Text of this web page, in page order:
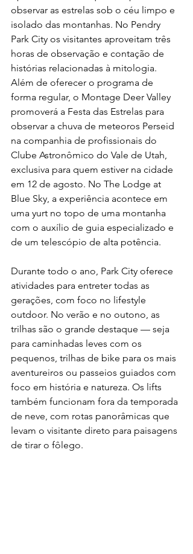
observar as estrelas sob o céu limpo e
isolado das montanhas. No Pendry
Park City os visitantes aproveitam três
horas de observação e contação de
histórias relacionadas à mitologia.
Além de oferecer o programa de
forma regular, o Montage Deer Valley
promoverá a Festa das Estrelas para
observar a chuva de meteoros Perseid
na companhia de profissionais do
Clube Astronômico do Vale de Utah,
exclusiva para quem estiver na cidade
em 12 de agosto. No The Lodge at
Blue Sky, a experiência acontece em
uma yurt no topo de uma montanha
com o auxílio de guia especializado e
de um telescópio de alta potência.
Durante todo o ano, Park City oferece
atividades para entreter todas as
gerações, com foco no lifestyle
outdoor. No verão e no outono, as
trilhas são o grande destaque — seja
para caminhadas leves com os
pequenos, trilhas de bike para os mais
aventureiros ou passeios guiados com
foco em história e natureza. Os lifts
também funcionam fora da temporada
de neve, com rotas panorâmicas que
levam o visitante direto para paisagens
de tirar o fôlego.